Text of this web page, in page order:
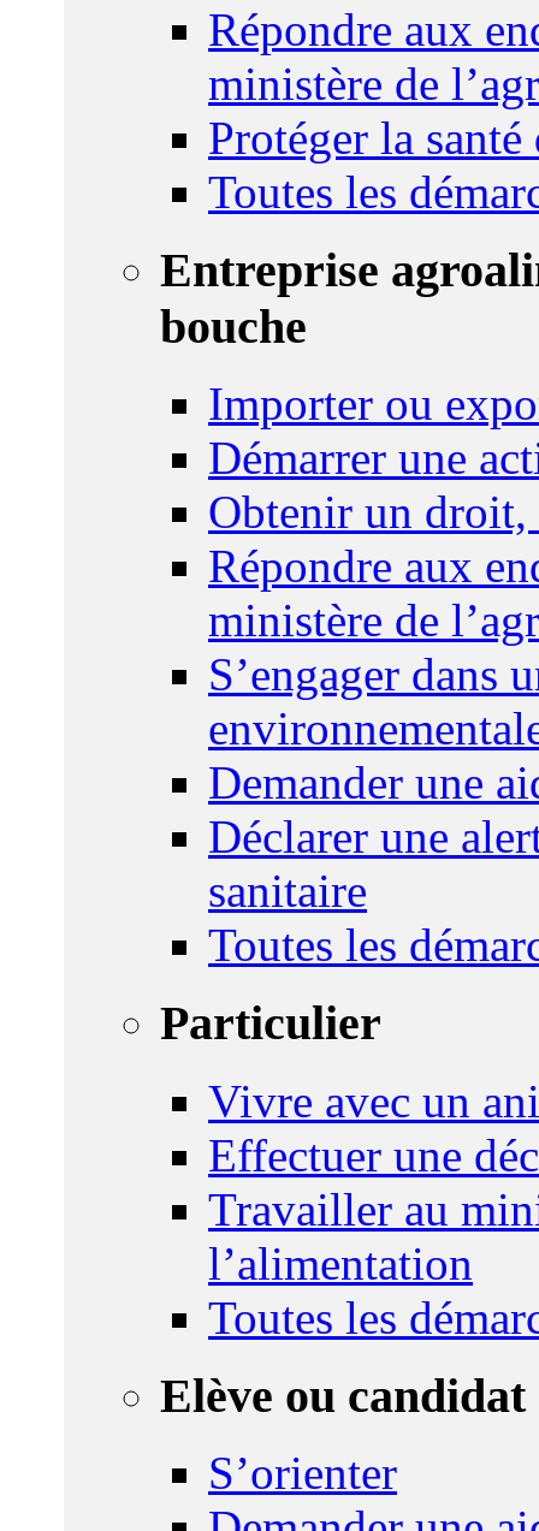
Répondre aux
ministère de
Protéger la
Toutes les
Entreprise
bouche
Importer ou
Démarrer une
Obtenir un droit,
Répondre aux
ministère de
S’engager dans
Demander une
Déclarer une
sanitaire
Toutes les
Particulier
Vivre avec un
Effectuer une
Travailler au
l’alimentation
Toutes les
Elève ou candidat
S’orienter